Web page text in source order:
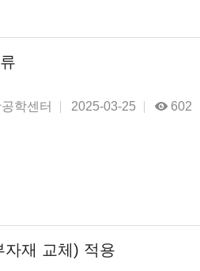
학센터 2025-03-25 602
자재 교체) 적용